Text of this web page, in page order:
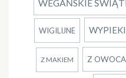
WEGAŃSKIE
WIGILIJNE WYPIEKI
Z MAKIEM Z